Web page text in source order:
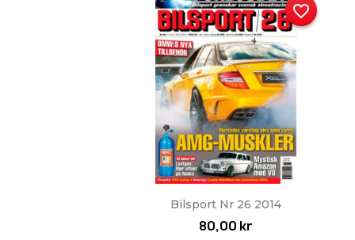
Snabbvy
Bilsport Nr 26 2014
80,00 kr
favorite_border